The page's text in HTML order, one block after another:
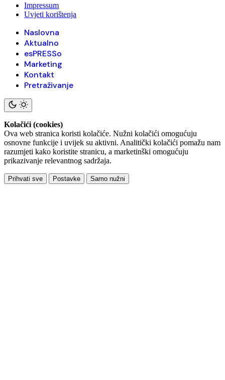
Impressum
Uvjeti korištenja
Naslovna
Aktualno
esPRESSo
Marketing
Kontakt
Pretraživanje
Kolačići (cookies)
Ova web stranica koristi kolačiće. Nužni kolačići omogućuju
osnovne funkcije i uvijek su aktivni. Analitički kolačići pomažu nam
razumjeti kako koristite stranicu, a marketinški omogućuju
prikazivanje relevantnog sadržaja.
Prihvati sve Postavke Samo nužni